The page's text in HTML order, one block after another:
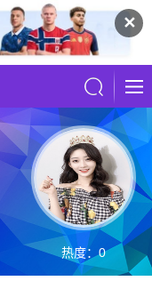
✕
热度：0